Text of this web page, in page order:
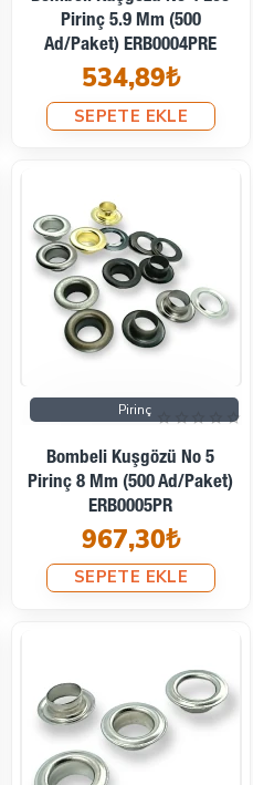
Pirinç 5.9 Mm (500
Ad/Paket) ERB0004PRE
534,89₺
SEPETE EKLE
Pirinç
Bombeli Kuşgözü No 5
Pirinç 8 Mm (500 Ad/Paket)
ERB0005PR
967,30₺
SEPETE EKLE